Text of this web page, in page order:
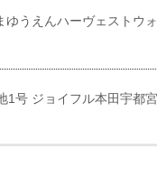
うえんハーヴェストウォ
1号 ジョイフル本田宇都宮